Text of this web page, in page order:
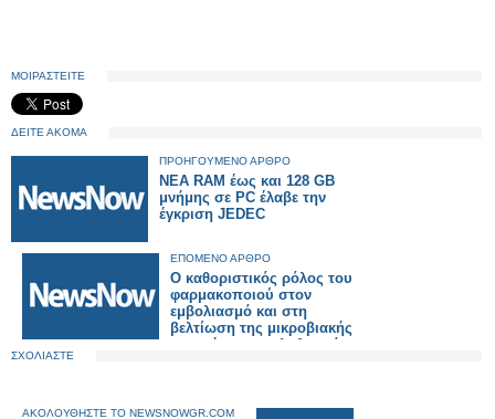
ΜΟΙΡΑΣΤΕΙΤΕ
ΔΕΙΤΕ ΑΚΟΜΑ
ΠΡΟΗΓΟΥΜΕΝΟ ΑΡΘΡΟ
NEA RAM έως και 128 GB
μνήμης σε PC έλαβε την
έγκριση JEDEC
ΕΠΟΜΕΝΟ ΑΡΘΡΟ
Ο καθοριστικός ρόλος του
φαρμακοποιού στον
εμβολιασμό και στη
βελτίωση της μικροβιακής
αντοχής στον πληθυσμό της
ΣΧΟΛΙΑΣΤΕ
ΑΚΟΛΟΥΘΗΣΤΕ ΤΟ NEWSNOWGR.COM